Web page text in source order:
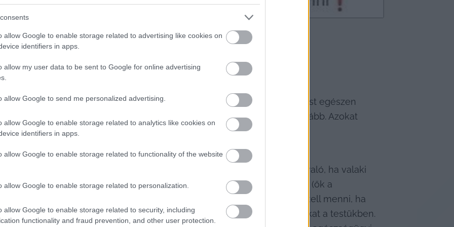
allow Google to enable storage related to advertising like cookies on
identifiers in apps.
allow my user data to be sent to Google for online advertising
allow Google to send me personalized advertising.
allow Google to enable storage related to analytics like cookies on
identifiers in apps.
allow Google to enable storage related to functionality of the website
allow Google to enable storage related to personalization.
allow Google to enable storage related to security, including
functionality and fraud prevention, and other user protection.
már a számolás legelején, milyen nemekkel folytassa a felsorolást egészen
megjegyzés nyilván, és akkor most finomak voltunk. De menjünk tovább. Azokat
lenni.
100 nem egyikéből (maradjunk ennél). Miközben az sem ördögtől való, ha valaki
parókát hord, ha neki vagy párjának ez tetszik, és így érzik jól magukat (ők a
műtétig), a transzszexuálisok esetében sokkal mélyebbre kell menni, ha
nemet. Itt arról van szó, hogy egyszerűen nem érzik jól magukat a testükben.